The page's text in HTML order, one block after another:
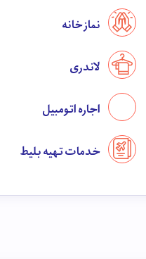
نماز خانه
لاندری
اجاره اتومبیل
خدمات تهیه بلیط